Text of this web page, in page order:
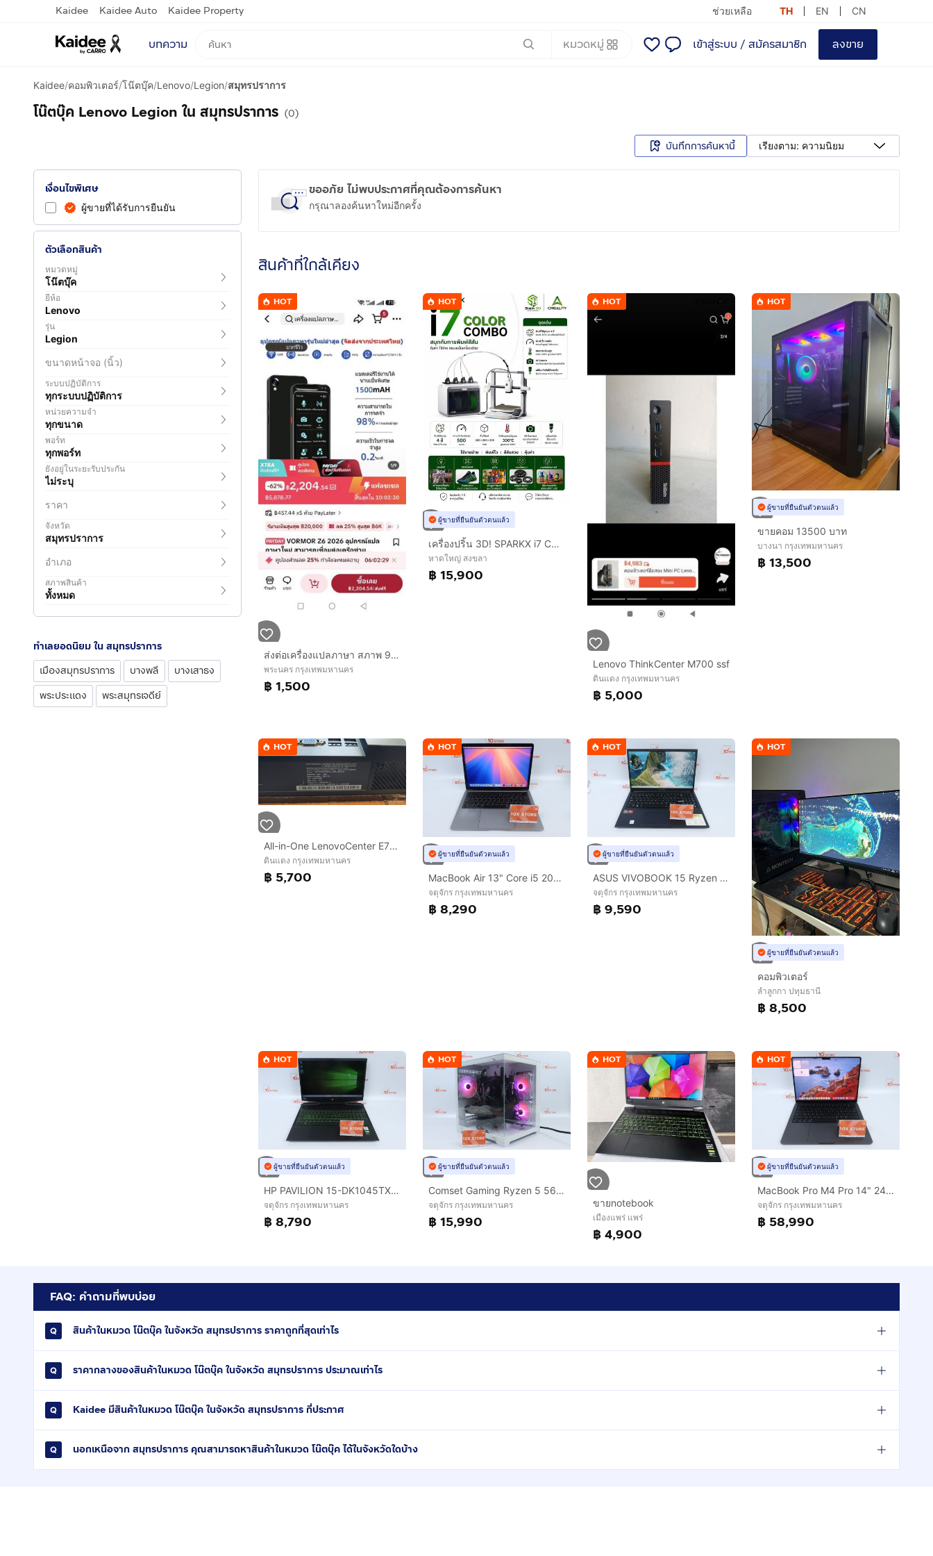
Kaidee Kaidee Auto Kaidee Property ช่วยเหลือ TH EN CN
บทความ หมวดหมู่ เข้าสู่ระบบ / สมัครสมาชิก ลงขาย
Kaidee/คอมพิวเตอร์/โน๊ตบุ๊ค/Lenovo/Legion/สมุทรปราการ
โน๊ตบุ๊ค Lenovo Legion ใน สมุทรปราการ (0)
บันทึกการค้นหานี้ เรียงตาม: ความนิยม
เงื่อนไขพิเศษ
ผู้ขายที่ได้รับการยืนยัน
ตัวเลือกสินค้า
หมวดหมู่
โน๊ตบุ๊ค
ยี่ห้อ
Lenovo
รุ่น
Legion
ขนาดหน้าจอ (นิ้ว)
ระบบปฏิบัติการ
ทุกระบบปฏิบัติการ
หน่วยความจำ
ทุกขนาด
พอร์ท
ทุกพอร์ท
ยังอยู่ในระยะรับประกัน
ไม่ระบุ
ราคา
จังหวัด
สมุทรปราการ
อำเภอ
สภาพสินค้า
ทั้งหมด
ทำเลยอดนิยม ใน สมุทรปราการ
เมืองสมุทรปราการ
บางพลี
บางเสาธง
พระประแดง
พระสมุทรเจดีย์
ขออภัย ไม่พบประกาศที่คุณต้องการค้นหา
กรุณาลองค้นหาใหม่อีกครั้ง
สินค้าที่ใกล้เคียง
HOT
ส่งต่อเครื่องแปลภาษา สภาพ 99%
พระนคร กรุงเทพมหานคร
฿ 1,500
HOT
ผู้ขายที่ยืนยันตัวตนแล้ว
เครื่องปริ้น 3D! SPARKX i7 COLOR COMBO พิมพ์ได้สูงสุด 4 สี จบในเครื่องเดียว
หาดใหญ่ สงขลา
฿ 15,900
HOT
Lenovo ThinkCenter M700 ssf
ดินแดง กรุงเทพมหานคร
฿ 5,000
HOT
ผู้ขายที่ยืนยันตัวตนแล้ว
ขายคอม 13500 บาท
บางนา กรุงเทพมหานคร
฿ 13,500
HOT
All-in-One LenovoCenter E73z
ดินแดง กรุงเทพมหานคร
฿ 5,700
HOT
ผู้ขายที่ยืนยันตัวตนแล้ว
MacBook Air 13" Core i5 2020 8.256GB
จตุจักร กรุงเทพมหานคร
฿ 8,290
HOT
ผู้ขายที่ยืนยันตัวตนแล้ว
ASUS VIVOBOOK 15 Ryzen 7 5825U RAM16.512GB
จตุจักร กรุงเทพมหานคร
฿ 9,590
HOT
ผู้ขายที่ยืนยันตัวตนแล้ว
คอมพิวเตอร์
ลำลูกกา ปทุมธานี
฿ 8,500
HOT
ผู้ขายที่ยืนยันตัวตนแล้ว
HP PAVILION 15-DK1045TX CORE I5-10300H RAM8.512GB
จตุจักร กรุงเทพมหานคร
฿ 8,790
HOT
ผู้ขายที่ยืนยันตัวตนแล้ว
Comset Gaming Ryzen 5 5600.RTX2060Super RAM32.HDD1TB+HDD500GB+SSD128GB+SSD256GB
จตุจักร กรุงเทพมหานคร
฿ 15,990
HOT
ขายnotebook
เมืองแพร่ แพร่
฿ 4,900
HOT
ผู้ขายที่ยืนยันตัวตนแล้ว
MacBook Pro M4 Pro 14" 24.512GB
จตุจักร กรุงเทพมหานคร
฿ 58,990
FAQ: คำถามที่พบบ่อย
สินค้าในหมวด โน๊ตบุ๊ค ในจังหวัด สมุทรปราการ ราคาถูกที่สุดเท่าไร
ราคากลางของสินค้าในหมวด โน๊ตบุ๊ค ในจังหวัด สมุทรปราการ ประมาณเท่าไร
Kaidee มีสินค้าในหมวด โน๊ตบุ๊ค ในจังหวัด สมุทรปราการ กี่ประกาศ
นอกเหนือจาก สมุทรปราการ คุณสามารถหาสินค้าในหมวด โน๊ตบุ๊ค ได้ในจังหวัดใดบ้าง